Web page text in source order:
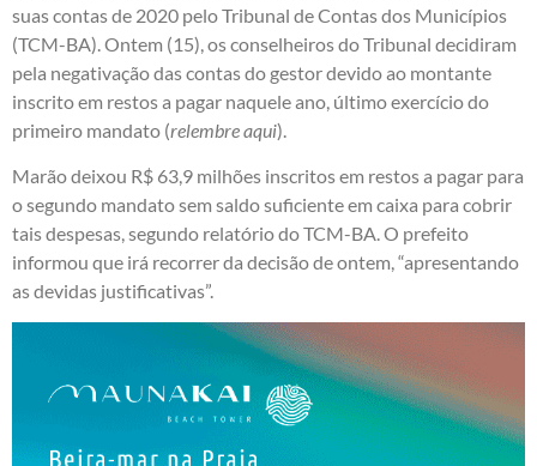
suas contas de 2020 pelo Tribunal de Contas dos Municípios
(TCM-BA). Ontem (15), os conselheiros do Tribunal decidiram
pela negativação das contas do gestor devido ao montante
inscrito em restos a pagar naquele ano, último exercício do
primeiro mandato (relembre aqui).
Marão deixou R$ 63,9 milhões inscritos em restos a pagar para
o segundo mandato sem saldo suficiente em caixa para cobrir
tais despesas, segundo relatório do TCM-BA. O prefeito
informou que irá recorrer da decisão de ontem, “apresentando
as devidas justificativas”.